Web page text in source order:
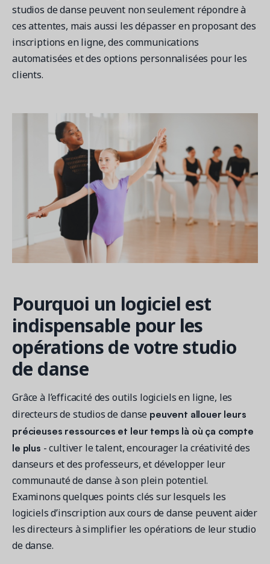
studios de danse peuvent non seulement répondre à
ces attentes, mais aussi les dépasser en proposant des
inscriptions en ligne, des communications
automatisées et des options personnalisées pour les
clients.
Pourquoi un logiciel est
indispensable pour les
opérations de votre studio
de danse
Grâce à l’efficacité des outils logiciels en ligne, les
directeurs de studios de danse peuvent allouer leurs
précieuses ressources et leur temps là où ça compte
le plus - cultiver le talent, encourager la créativité des
danseurs et des professeurs, et développer leur
communauté de danse à son plein potentiel.
Examinons quelques points clés sur lesquels les
logiciels d’inscription aux cours de danse peuvent aider
les directeurs à simplifier les opérations de leur studio
de danse.